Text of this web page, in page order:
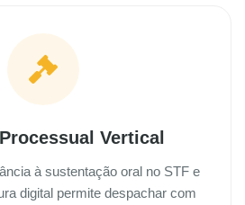
Vertical
à sustentação oral no STF e
digital permite despachar com